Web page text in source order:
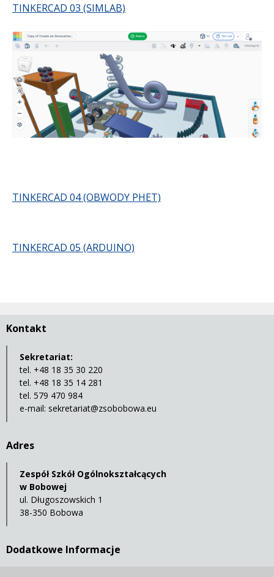
TINKERCAD 03 (SIMLAB)
TINKERCAD 04 (OBWODY PHET)
TINKERCAD 05 (ARDUINO)
Kontakt
Sekretariat:
tel. +48 18 35 30 220
tel. +48 18 35 14 281
tel. 579 470 984
e-mail: sekretariat@zsobobowa.eu
Adres
Zespół Szkół Ogólnokształcących
w Bobowej
ul. Długoszowskich 1
38-350 Bobowa
Dodatkowe Informacje